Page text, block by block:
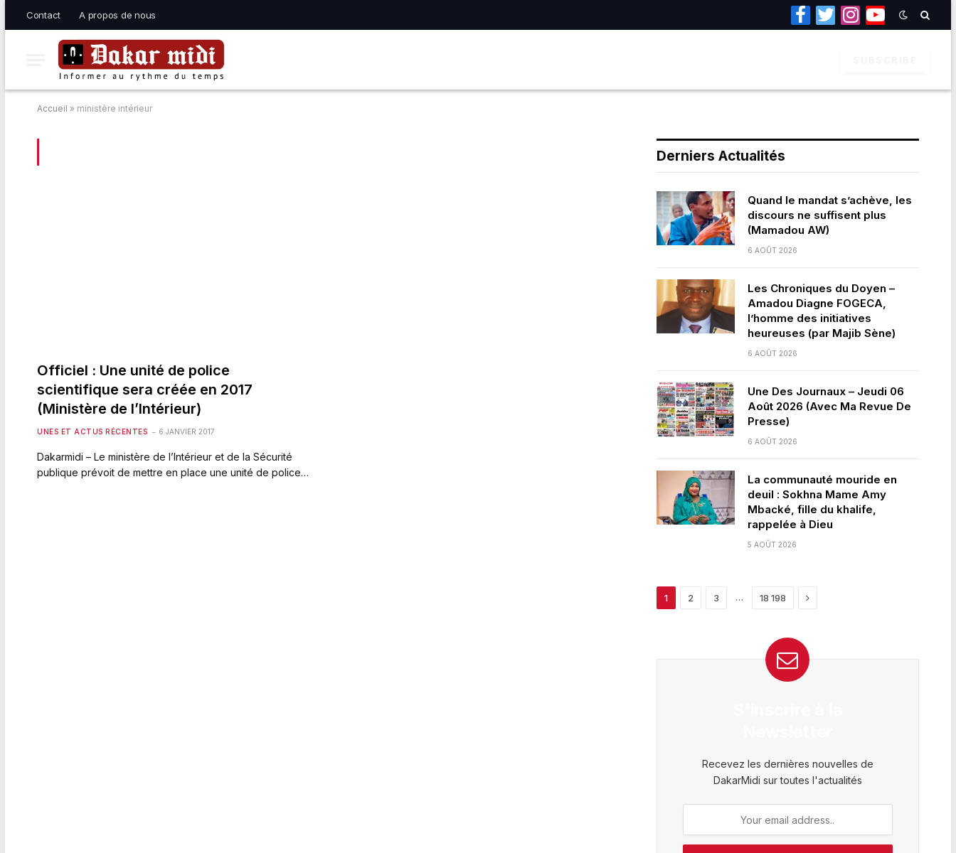
Contact A propos de nous
Facebook
TwitterInstagramYouTube
Accueil » ministère intérieur
Officiel : Une unité de police
scientifique sera créée en 2017
(Ministère de l’Intérieur)
UNES ET ACTUS RÉCENTES 6 JANVIER 2017
Dakarmidi – Le ministère de l’Intérieur et de la Sécurité
publique prévoit de mettre en place une unité de police…
Derniers Actualités
Quand le mandat s’achève, les
discours ne suffisent plus
(Mamadou AW)
6 AOÛT 2026
Les Chroniques du Doyen –
Amadou Diagne FOGECA,
l’homme des initiatives
heureuses (par Majib Sène)
6 AOÛT 2026
Une Des Journaux – Jeudi 06
Août 2026 (Avec Ma Revue De
Presse)
6 AOÛT 2026
La communauté mouride en
deuil : Sokhna Mame Amy
Mbacké, fille du khalife,
rappelée à Dieu
5 AOÛT 2026
1 2 3 … 18 198 Next
Recevez les dernières nouvelles de
DakarMidi sur toutes l'actualités